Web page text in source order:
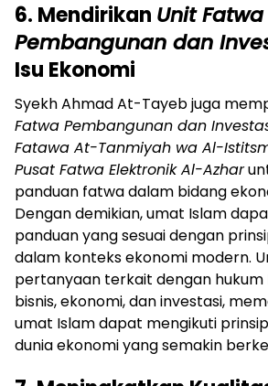
6. Mendirikan Unit Fatwa
Pembangunan dan
Isu Ekonomi
Syekh Ahmad At-Tayeb juga
Fatwa Pembangunan dan
Fatawa At-Tanmiyah wa Al-
Pusat Fatwa Elektronik Al-Azhar
panduan fatwa dalam bidang
Dengan demikian, umat Islam
panduan yang sesuai dengan
dalam konteks ekonomi modern.
pertanyaan terkait dengan hukum
bisnis, ekonomi, dan investasi,
umat Islam dapat mengikuti
dunia ekonomi yang semakin